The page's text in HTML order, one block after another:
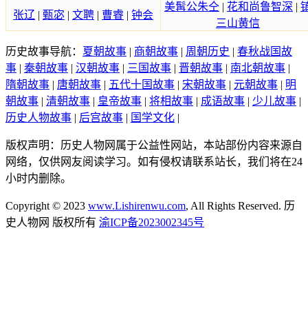
张辽 | 甄宓 | 文聘 | 曹睿 | 钟会
美髯公朱仝 | 花和尚鲁智深 |
三山黄信
历史故事导航： 夏朝故事 | 商朝故事 | 周朝历史 | 春秋战国故
事 | 秦朝故事 | 汉朝故事 | 三国故事 | 晋朝故事 | 南北朝故事 |
隋朝故事 | 唐朝故事 | 五代十国故事 | 宋朝故事 | 元朝故事 | 明
朝故事 | 清朝故事 | 皇帝故事 | 将相故事 | 成语故事 | 少儿故事 |
历史人物故事 | 后宫故事 | 国学文化 |
版权声明：历史人物网属于公益性网站，本站部份内容来源自
网络，仅供网友阅读学习。如有侵权请联系站长，我们将在24
小时内删除。
Copyright © 2023 www.Lishirenwu.com, All Rights Reserved. 历
史人物网 版权所有 渝ICP备2023002345号